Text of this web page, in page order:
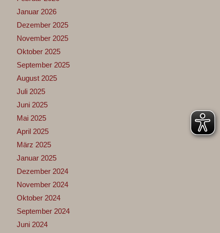
Januar 2026
Dezember 2025
November 2025
Oktober 2025
September 2025
August 2025
Juli 2025
Juni 2025
Mai 2025
April 2025
März 2025
Januar 2025
Dezember 2024
November 2024
Oktober 2024
September 2024
Juni 2024